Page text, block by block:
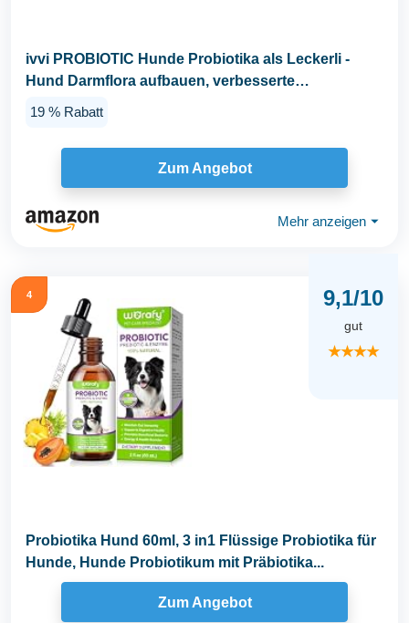
ivvi PROBIOTIC Hunde Probiotika als Leckerli -
Hund Darmflora aufbauen, verbesserte
19 % Rabatt
Zum Angebot
Mehr anzeigen ⏷
4 9,1/10
gut
★★★★
Probiotika Hund 60ml, 3 in1 Flüssige Probiotika für
Hunde, Hunde Probiotikum mit Präbiotika...
Zum Angebot